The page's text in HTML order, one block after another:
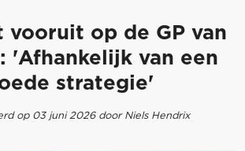
vooruit op de GP van
'Afhankelijk van een
strategie'
op 03 juni 2026 door Niels Hendrix